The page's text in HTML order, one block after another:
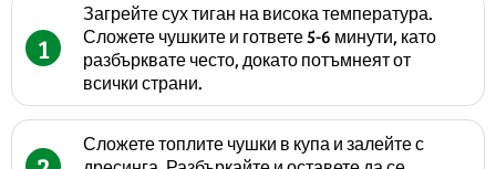
1
Загрейте сух тиган на висока температура.
Сложете чушките и гответе 5-6 минути, като
разбърквате често, докато потъмнеят от
всички страни.
Сложете топлите чушки в купа и залейте с